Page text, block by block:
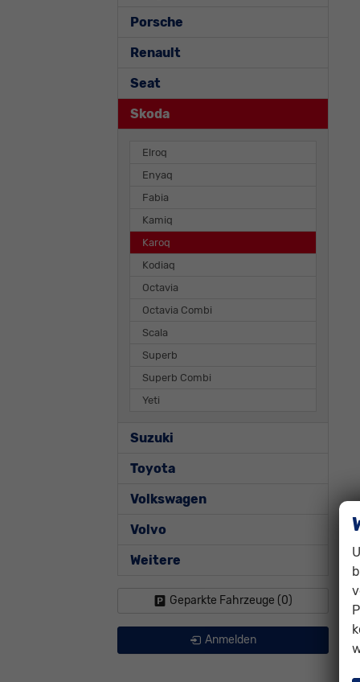
Porsche
Renault
Seat
Skoda
Elroq
Enyaq
Fabia
Kamiq
Karoq
Kodiaq
Octavia
Octavia Combi
Scala
Superb
Superb Combi
Yeti
Suzuki
Toyota
Volkswagen
Volvo
Weitere
Geparkte Fahrzeuge (0)
Anmelden